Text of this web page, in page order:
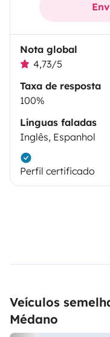
Nota global
4,73/5
Taxa de resposta
100%
Línguas faladas
Inglês, Espanhol
Perfil certificado
Veículos
Médano